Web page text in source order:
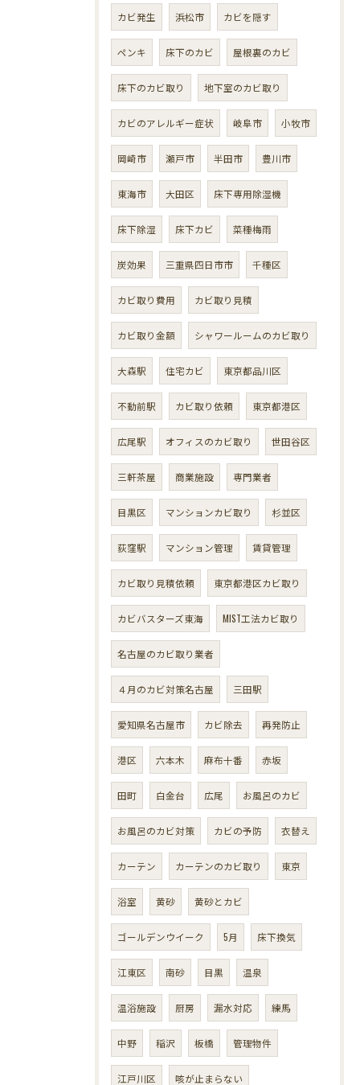
カビ発生 浜松市 カビを隠す
ペンキ 床下のカビ 屋根裏のカビ
床下のカビ取り 地下室のカビ取り
カビのアレルギー症状 岐阜市 小牧市
岡崎市 瀬戸市 半田市 豊川市
東海市 大田区 床下専用除湿機
床下除湿 床下カビ 菜種梅雨
炭効果 三重県四日市市 千種区
カビ取り費用 カビ取り見積
カビ取り金額 シャワールームのカビ取り
大森駅 住宅カビ 東京都品川区
不動前駅 カビ取り依頼 東京都港区
広尾駅 オフィスのカビ取り 世田谷区
三軒茶屋 商業施設 専門業者
目黒区 マンションカビ取り 杉並区
荻窪駅 マンション管理 賃貸管理
カビ取り見積依頼 東京都港区カビ取り
カビバスターズ東海 MIST工法カビ取り
名古屋のカビ取り業者
４月のカビ対策名古屋 三田駅
愛知県名古屋市 カビ除去 再発防止
港区 六本木 麻布十番 赤坂
田町 白金台 広尾 お風呂のカビ
お風呂のカビ対策 カビの予防 衣替え
カーテン カーテンのカビ取り 東京
浴室 黄砂 黄砂とカビ
ゴールデンウイーク 5月 床下換気
江東区 南砂 目黒 温泉
温浴施設 厨房 漏水対応 練馬
中野 稲沢 板橋 管理物件
江戸川区 咳が止まらない